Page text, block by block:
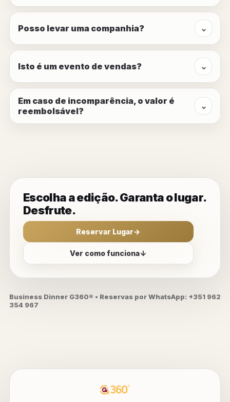
Posso levar uma companhia? ⌄
Isto é um evento de vendas? ⌄
Em caso de incomparência, o valor é
reembolsável?
⌄
Escolha a edição. Garanta o lugar.
Desfrute.
Reservar Lugar→
Ver como funciona↓
Business Dinner G360® • Reservas por WhatsApp: +351 962
354 967